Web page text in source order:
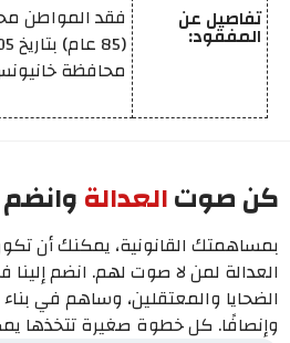
تفاصيل عن
المفقود:
فقد المواطن
محافظة
كن صوتالعدالة
بمساهمتك القانونية، يمكنك أن
العدالة لمن لا صوت لهم. انضم
الضحايا والمعتقلين، وساهم في
وإنصافًا. كل خطوة صغيرة تتخذها